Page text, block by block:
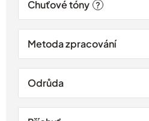
Chuťové tóny ?
Metoda zpracování
Odrůda